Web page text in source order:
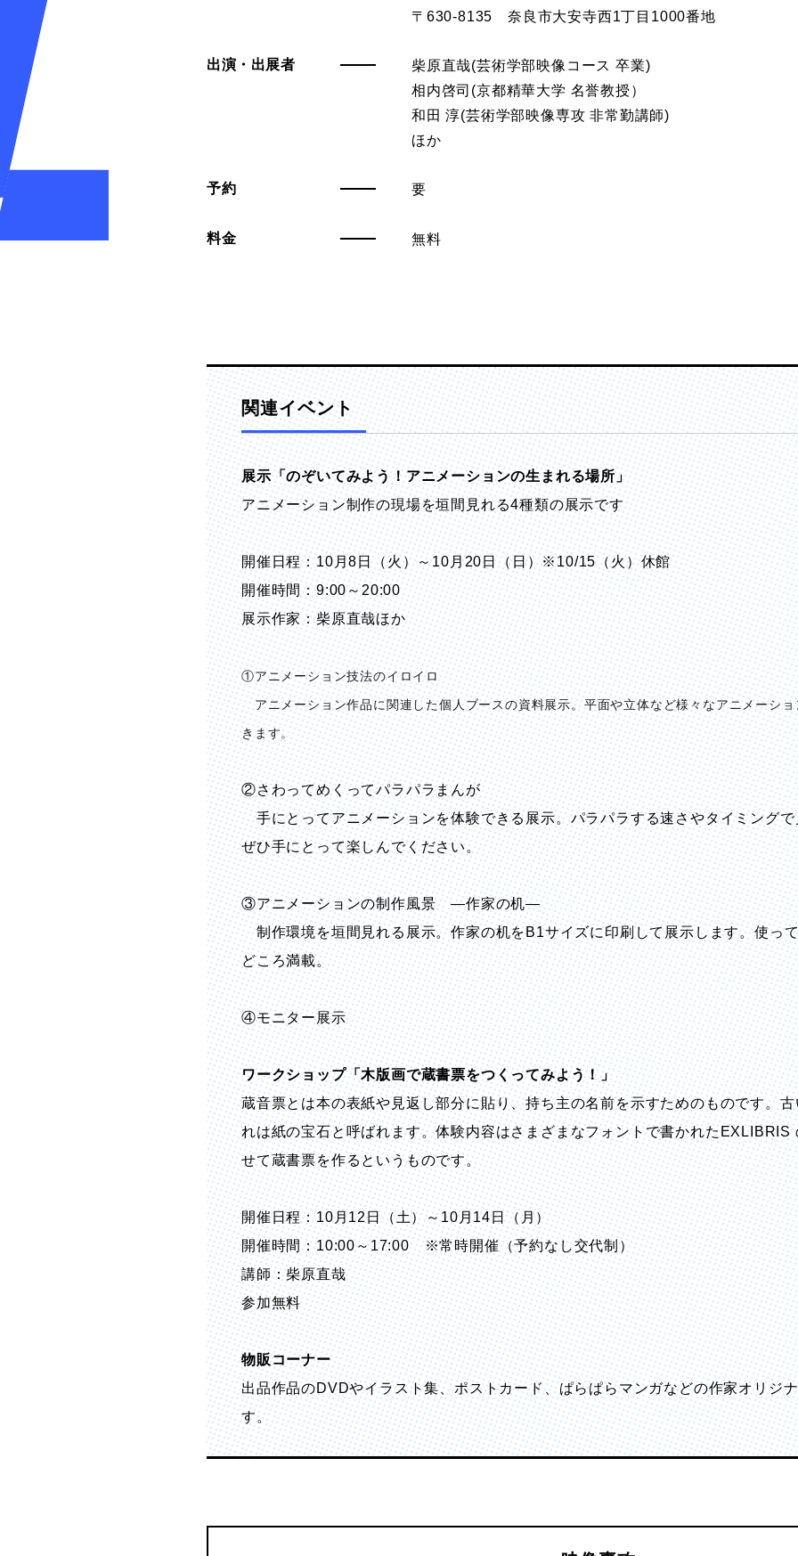
〒630-8135 奈良市大安寺西1丁目1000番地
出演・出展者
柴原直哉(芸術学部映像コース 卒業)
相内啓司(京都精華大学 名誉教授）
和田 淳(芸術学部映像専攻 非常勤講師)
ほか
予約 要
料金 無料
関連イベント
展示「のぞいてみよう！アニメーションの生まれる場所」
アニメーション制作の現場を垣間見れる4種類の展示です
開催日程：10月8日（火）～10月20日（日）※10/15（火）休館
開催時間：9:00～20:00
展示作家：柴原直哉ほか
①アニメーション技法のイロイロ
アニメーション作品に関連した個人ブースの資料展示。平面や立体など様々なアニメーシ
きます。
②さわってめくってパラパラまんが
手にとってアニメーションを体験できる展示。パラパラする速さやタイミングで
ぜひ手にとって楽しんでください。
③アニメーションの制作風景 —作家の机—
制作環境を垣間見れる展示。作家の机をB1サイズに印刷して展示します。使っ
どころ満載。
④モニター展示
ワークショップ「木版画で蔵書票をつくってみよう！」
蔵音票とは本の表紙や見返し部分に貼り、持ち主の名前を示すためのものです。
れは紙の宝石と呼ばれます。体験内容はさまざまなフォントで書かれたEXLIBRIS
せて蔵書票を作るというものです。
開催日程：10月12日（土）～10月14日（月）
開催時間：10:00～17:00 ※常時開催（予約なし交代制）
講師：柴原直哉
参加無料
物販コーナー
出品作品のDVDやイラスト集、ポストカード、ぱらぱらマンガなどの作家オリジ
す。